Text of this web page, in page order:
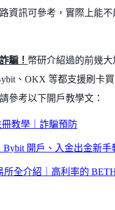
資訊可參考，實際上能不
騙！ 幣研介紹過的前幾大
、OKX 等都支援刷卡買
參考以下開戶教學文：
教學｜詐騙預防
開戶、入金出金新手
全介紹｜高利率的